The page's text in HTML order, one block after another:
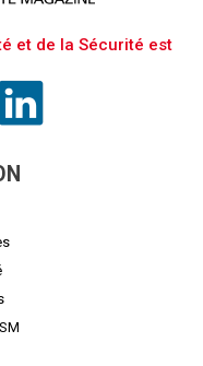
et de la Sécurité est